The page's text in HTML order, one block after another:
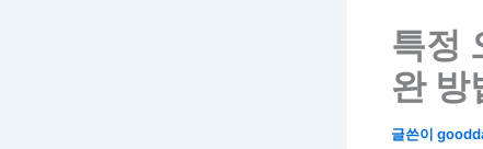
특정
완 방
글쓴이